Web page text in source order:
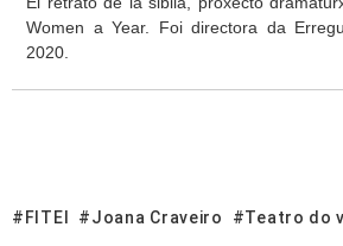
Women a Year. Foi directora da
2020.
FITEI Joana Craveiro Teatro do